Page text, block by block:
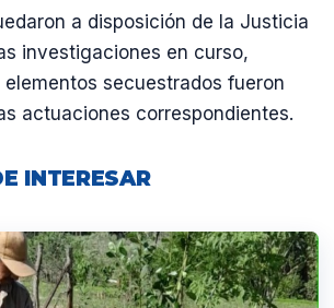
a disposición de la Justicia
investigaciones en curso,
secuestrados fueron
actuaciones correspondientes.
INTERESAR